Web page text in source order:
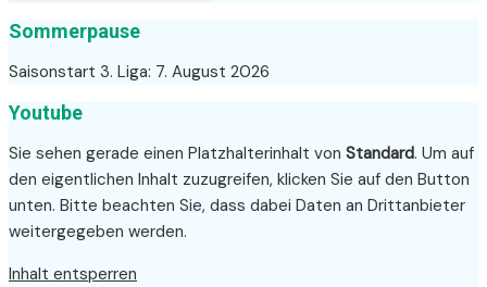
Sommerpause
Saisonstart 3. Liga: 7. August 2026
Youtube
Sie sehen gerade einen Platzhalterinhalt von Standard. Um auf
den eigentlichen Inhalt zuzugreifen, klicken Sie auf den Button
unten. Bitte beachten Sie, dass dabei Daten an Drittanbieter
weitergegeben werden.
Inhalt entsperren